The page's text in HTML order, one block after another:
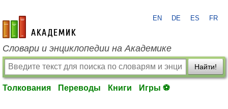
academic.ru
EN DE ES FR
Словари и энциклопедии на Академике
Найти!
Толкования Переводы Книги Игры ⚽